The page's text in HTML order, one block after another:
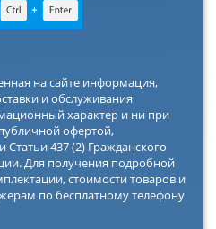
на сайте информация,
и обслуживания
характер и ни при
офертой,
437 (2) Гражданского
Для получения подробной
стоимости товаров и
по бесплатному телефону